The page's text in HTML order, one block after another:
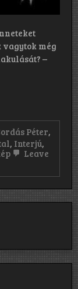
még
–
Péter,
, Interjú,
Leave